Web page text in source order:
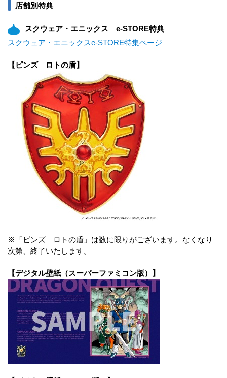
店舗別特典
スクウェア・エニックス e-STORE特典
スクウェア・エニックスe-STORE特集ページ
【ピンズ ロトの盾】
※「ピンズ ロトの盾」は数に限りがございます。なくなり
次第、終了いたします。
【デジタル壁紙（スーパーファミコン版）】